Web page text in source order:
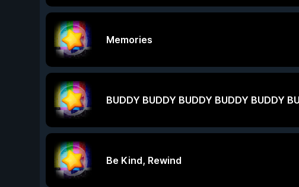
Memories
BUDDY BUDDY BUDDY BUDDY BUDDY
Be Kind, Rewind